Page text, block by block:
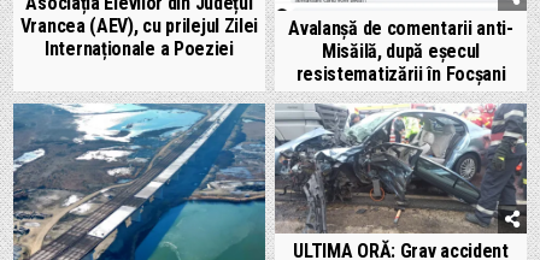
Vrancea (AEV), cu prilejul Zilei
Internaționale a Poeziei
Avalanșă de comentarii anti-
Misăilă, după eșecul
resistematizării în Focșani
ULTIMA ORĂ: Grav accident